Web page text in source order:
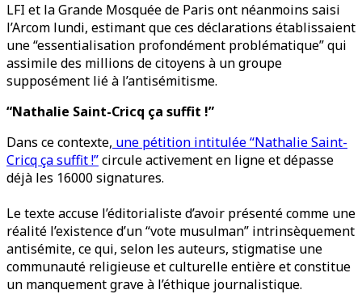
LFI et la Grande Mosquée de Paris ont néanmoins saisi
l’Arcom lundi, estimant que ces déclarations établissaient
une “essentialisation profondément problématique” qui
assimile des millions de citoyens à un groupe
supposément lié à l’antisémitisme.
“Nathalie Saint-Cricq ça suffit !”
Dans ce contexte, une pétition intitulée “Nathalie Saint-
Cricq ça suffit !”circule activement en ligne et dépasse
déjà les 16000 signatures.
Le texte accuse l’éditorialiste d’avoir présenté comme une
réalité l’existence d’un “vote musulman” intrinsèquement
antisémite, ce qui, selon les auteurs, stigmatise une
communauté religieuse et culturelle entière et constitue
un manquement grave à l’éthique journalistique.